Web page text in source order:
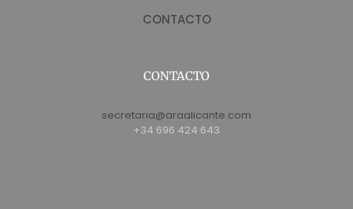
CONTACTO
CONTACTO
secretaria@araalicante.com
+34 696 424 643